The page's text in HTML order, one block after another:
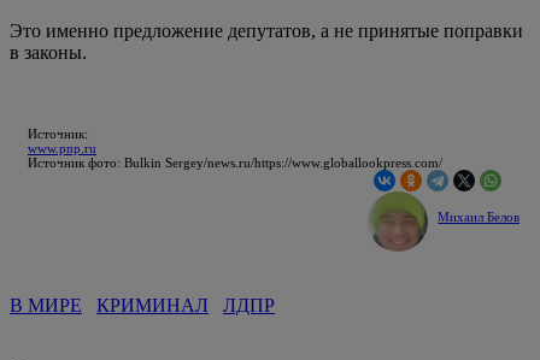
Это именно предложение депутатов, а не принятые поправки
в законы.
Источник:
www.pnp.ru
Источник фото: Bulkin Sergey/news.ru/https://www.globallookpress.com/
Михаил Белов
В МИРЕ КРИМИНАЛ ЛДПР